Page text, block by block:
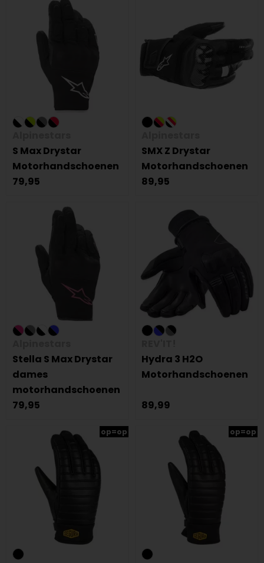
S Max Drystar
Motorhandschoenen
79,95
SMX Z Drystar
Motorhandschoenen
89,95
Stella S Max Drystar
dames
motorhandschoenen
79,95
Hydra 3 H2O
Motorhandschoenen
89,99
op=op op=op